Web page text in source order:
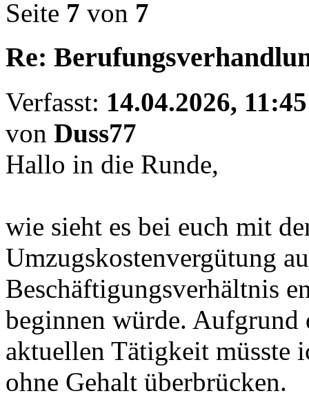
Seite 7 von 7
Re:
Verfasst: 14.04.2026, 11:45
von Duss77
Hallo in die Runde,
wie sieht es bei euch mit
Umzugskostenvergütung
Beschäftigungsverhältnis
beginnen würde.
aktuellen Tätigkeit müsste
ohne Gehalt überbrücken.